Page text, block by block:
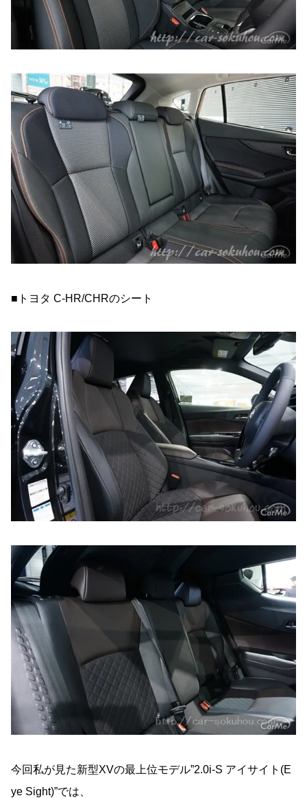
■トヨタ C-HR/CHRのシート
今回私が見た新型XVの最上位モデル”2.0i-S アイサイト(E
ye Sight)”では、